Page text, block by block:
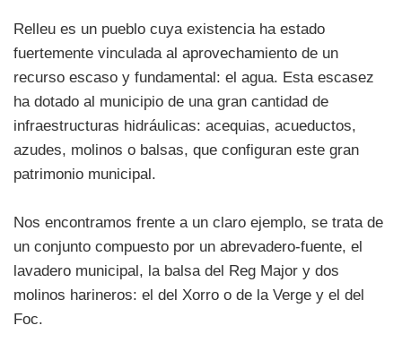
Relleu es un pueblo cuya existencia ha estado
fuertemente vinculada al aprovechamiento de un
recurso escaso y fundamental: el agua. Esta escasez
ha dotado al municipio de una gran cantidad de
infraestructuras hidráulicas: acequias, acueductos,
azudes, molinos o balsas, que configuran este gran
patrimonio municipal.
Nos encontramos frente a un claro ejemplo, se trata de
un conjunto compuesto por un abrevadero-fuente, el
lavadero municipal, la balsa del Reg Major y dos
molinos harineros: el del Xorro o de la Verge y el del
Foc.